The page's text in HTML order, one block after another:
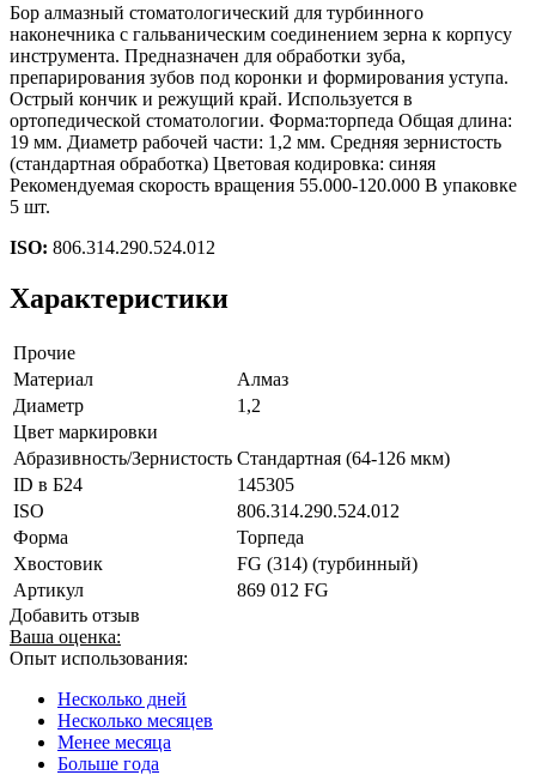
Бор алмазный стоматологический для турбинного
наконечника с гальваническим соединением зерна к корпусу
инструмента. Предназначен для обработки зуба,
препарирования зубов под коронки и формирования уступа.
Острый кончик и режущий край. Используется в
ортопедической стоматологии. Форма:торпеда Общая длина:
19 мм. Диаметр рабочей части: 1,2 мм. Средняя зернистость
(стандартная обработка) Цветовая кодировка: синяя
Рекомендуемая скорость вращения 55.000-120.000 В упаковке
5 шт.
ISO: 806.314.290.524.012
Характеристики
Прочие
Материал
Алмаз
Диаметр
1,2
Цвет маркировки
Абразивность/Зернистость Стандартная (64-126 мкм)
ID в Б24
145305
ISO
806.314.290.524.012
Форма
Торпеда
Хвостовик
FG (314) (турбинный)
Артикул
869 012 FG
Добавить отзыв
Ваша оценка:
Опыт использования:
Несколько дней
Несколько месяцев
Менее месяца
Больше года